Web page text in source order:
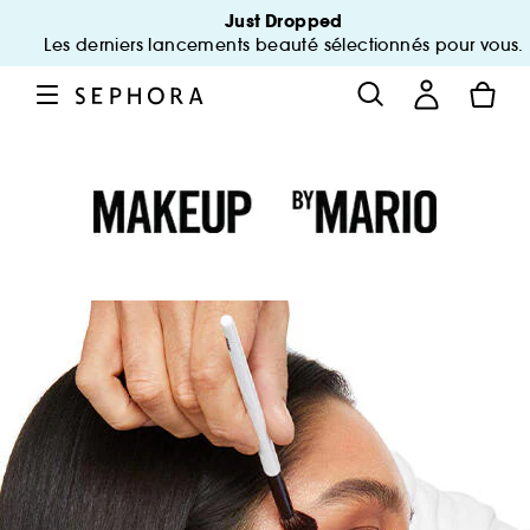
Just Dropped
Les derniers lancements beauté sélectionnés pour vous.